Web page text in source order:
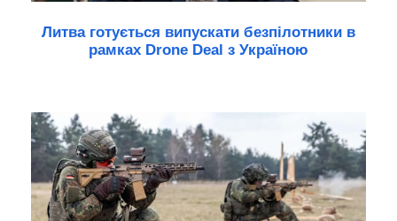
Литва готується випускати безпілотники в
рамках Drone Deal з Україною